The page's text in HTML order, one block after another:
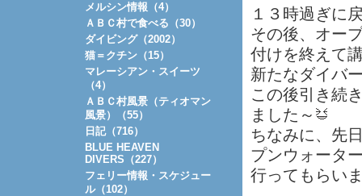
１３時過ぎに
その後、オー
付けを終えて
新たなダイバ
この後引き続
ました～
ちなみに、先
プンウォータ
行ってもらい
メルシン情報（4）
ＡＢＣ村で食べる（30）
ダイビング（2002）
猫＝クチン（15）
マレーシアン・スイーツ
（4）
ＡＢＣ村風景（ティオマン
風景）（55）
日記（716）
BLUE HEAVEN
DIVERS（227）
フェリー情報・スケジュー
ル（102）